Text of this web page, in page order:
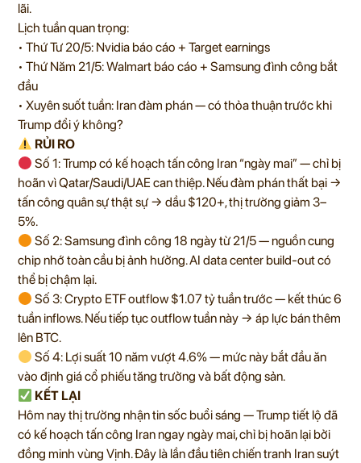
lãi.
Lịch tuần quan trọng:
• Thứ Tư 20/5: Nvidia báo cáo + Target earnings
• Thứ Năm 21/5: Walmart báo cáo + Samsung đình công bắt
đầu
• Xuyên suốt tuần: Iran đàm phán — có thỏa thuận trước khi
Trump đổi ý không?
RỦI RO
Số 1: Trump có kế hoạch tấn công Iran “ngày mai” — chỉ bị
hoãn vì Qatar/Saudi/UAE can thiệp. Nếu đàm phán thất bại →
tấn công quân sự thật sự → dầu $120+, thị trường giảm 3–
5%.
Số 2: Samsung đình công 18 ngày từ 21/5 — nguồn cung
chip nhớ toàn cầu bị ảnh hưởng. AI data center build-out có
thể bị chậm lại.
Số 3: Crypto ETF outflow $1.07 tỷ tuần trước — kết thúc 6
tuần inflows. Nếu tiếp tục outflow tuần này → áp lực bán thêm
lên BTC.
Số 4: Lợi suất 10 năm vượt 4.6% — mức này bắt đầu ăn
vào định giá cổ phiếu tăng trưởng và bất động sản.
KẾT LẠI
Hôm nay thị trường nhận tin sốc buổi sáng — Trump tiết lộ đã
có kế hoạch tấn công Iran ngay ngày mai, chỉ bị hoãn lại bởi
đồng minh vùng Vịnh. Đây là lần đầu tiên chiến tranh Iran suýt